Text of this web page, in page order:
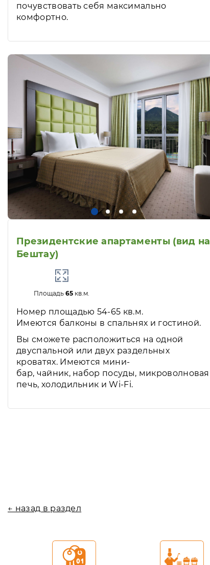
почувствовать себя максимально
комфортно.
Президентские апартаменты (вид на
Бештау)
Площадь65 кв.м.
Номер площадью 54-65 кв.м.
Имеются балконы в спальнях и гостиной.
Вы сможете расположиться на одной
двуспальной или двух раздельных
кроватях. Имеются мини-
бар, чайник, набор посуды, микроволновая
печь, холодильник и Wi-Fi.
← назад в раздел